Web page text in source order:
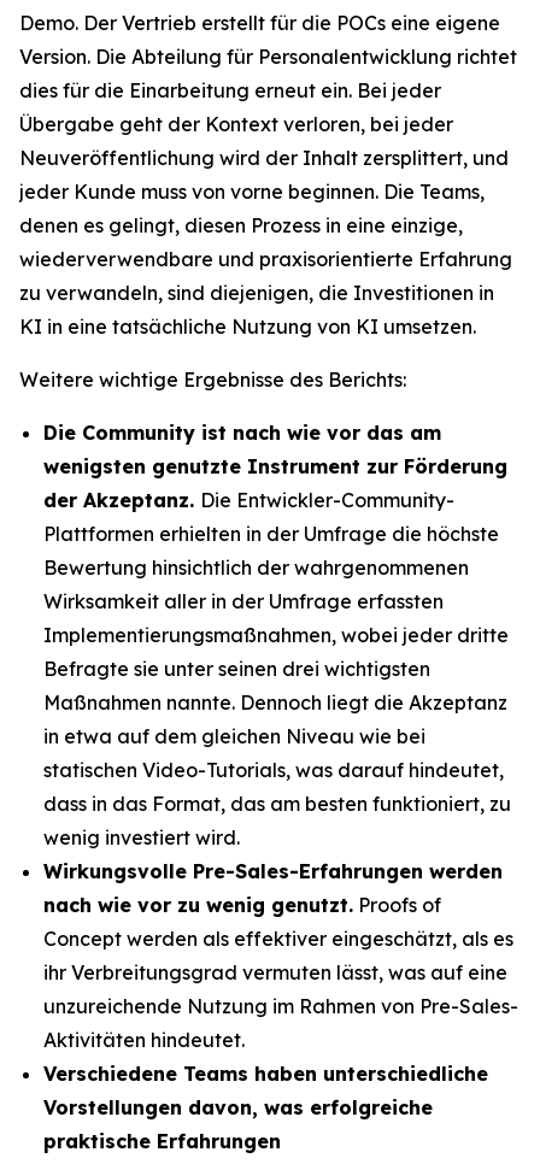
Demo. Der Vertrieb erstellt für die POCs eine eigene
Version. Die Abteilung für Personalentwicklung richtet
dies für die Einarbeitung erneut ein. Bei jeder
Übergabe geht der Kontext verloren, bei jeder
Neuveröffentlichung wird der Inhalt zersplittert, und
jeder Kunde muss von vorne beginnen. Die Teams,
denen es gelingt, diesen Prozess in eine einzige,
wiederverwendbare und praxisorientierte Erfahrung
zu verwandeln, sind diejenigen, die Investitionen in
KI in eine tatsächliche Nutzung von KI umsetzen.
Weitere wichtige Ergebnisse des Berichts:
Die Community ist nach wie vor das am
wenigsten genutzte Instrument zur Förderung
der Akzeptanz. Die Entwickler-Community-
Plattformen erhielten in der Umfrage die höchste
Bewertung hinsichtlich der wahrgenommenen
Wirksamkeit aller in der Umfrage erfassten
Implementierungsmaßnahmen, wobei jeder dritte
Befragte sie unter seinen drei wichtigsten
Maßnahmen nannte. Dennoch liegt die Akzeptanz
in etwa auf dem gleichen Niveau wie bei
statischen Video-Tutorials, was darauf hindeutet,
dass in das Format, das am besten funktioniert, zu
wenig investiert wird.
Wirkungsvolle Pre-Sales-Erfahrungen werden
nach wie vor zu wenig genutzt. Proofs of
Concept werden als effektiver eingeschätzt, als es
ihr Verbreitungsgrad vermuten lässt, was auf eine
unzureichende Nutzung im Rahmen von Pre-Sales-
Aktivitäten hindeutet.
Verschiedene Teams haben unterschiedliche
Vorstellungen davon, was erfolgreiche
praktische Erfahrungen